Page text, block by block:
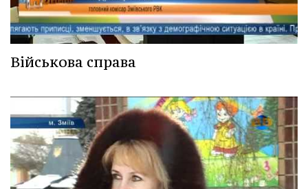
Військова справа